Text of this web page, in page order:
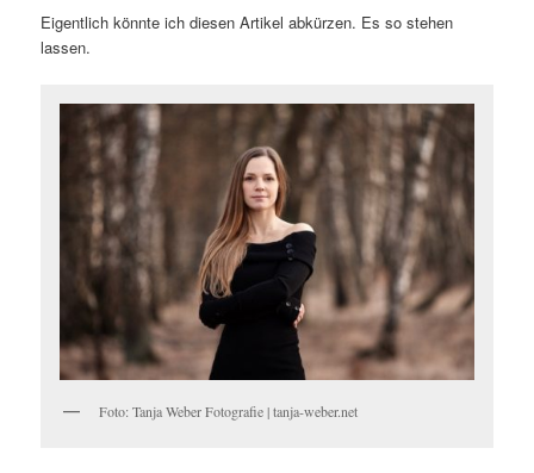
Eigentlich könnte ich diesen Artikel abkürzen. Es so stehen
lassen.
Foto: Tanja Weber Fotografie | tanja-weber.net